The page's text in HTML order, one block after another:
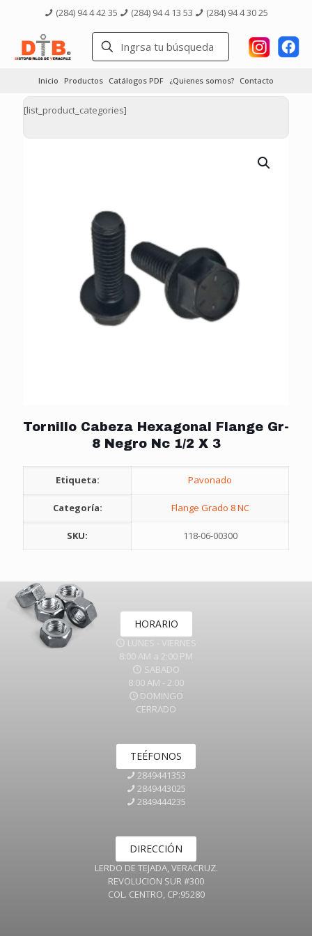
(284) 94 4 42 35 (284) 94 4 13 53 (284) 94 4 30 25
Inicio Productos Catálogos PDF ¿Quienes somos? Contacto
[list_product_categories]
Tornillo Cabeza Hexagonal Flange Gr-
8 Negro Nc 1/2 X 3
Etiqueta: Pavonado
Categoría: Flange Grado 8 NC
SKU: 118-06-00300
HORARIO
LUNES - VIERNES
8:00 AM a 2:00 PM
SABADO
8:00 AM - 2:00
DOMINGO
CERRADO
TEÉFONOS
2849441353
2849443025
2849444235
DIRECCIÓN
LERDO DE TEJADA, VERACRUZ.
REVOLUCION SUR #300
COL. CENTRO, CP:95280